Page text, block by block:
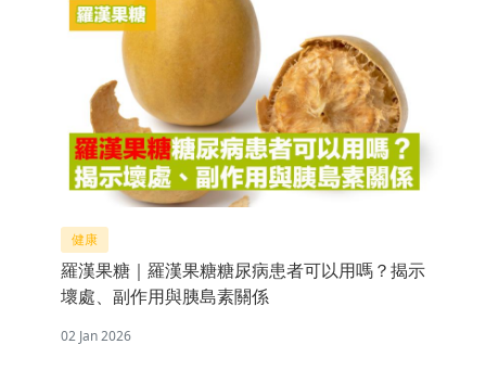
健康
羅漢果糖｜羅漢果糖糖尿病患者可以用嗎？揭示
壞處、副作用與胰島素關係
02 Jan 2026